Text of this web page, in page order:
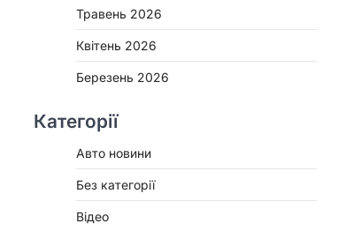
Травень 2026
Квітень 2026
Березень 2026
Категорії
Авто новини
Без категорії
Відео